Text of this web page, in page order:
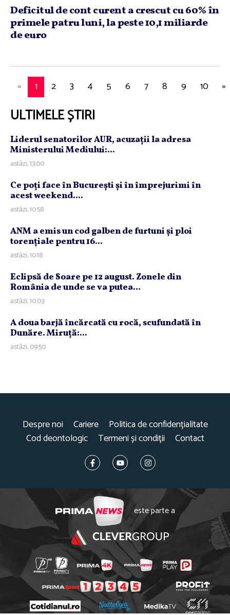
Deficitul de cont curent a crescut cu 60% în
primele patru luni, la peste 10,1 miliarde
de euro
« 1 2 3 4 5 6 7 8 9 10 »
ULTIMELE ȘTIRI
Liderul senatorilor AUR, acuzaţii la adresa
Ministerului Mediului:...
astăzi, 13:00
Ce poţi face în Bucureşti şi în împrejurimi în
acest weekend....
astăzi, 10:58
ANM a emis un cod galben de furtuni şi ploi
torenţiale pentru 16...
astăzi, 10:18
Eclipsă de Soare pe 12 august. Zonele din
România de unde se va putea...
astăzi, 10:03
A doua barjă încărcată cu rocă, scufundată în
Dunăre. Miruţă:...
astăzi, 09:50
Despre noi Cariere
Politica de confidențialitate
Cod deontologic
Termeni și condiții Contact
este parte a